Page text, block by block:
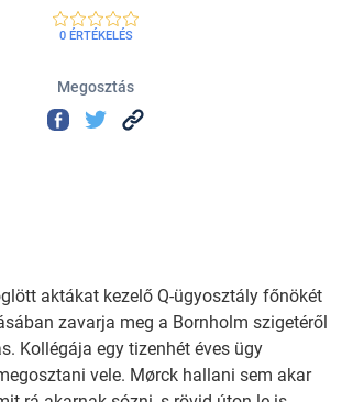
0 ÉRTÉKELÉS
Megosztás
aktákat kezelő Q-ügyosztály főnökét
zavarja meg a Bornholm szigetéről
Kollégája egy tizenhét éves ügy
vele. Mørck hallani sem akar